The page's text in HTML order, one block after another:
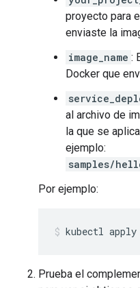
proyecto para
enviaste la
image_name :
Docker que
al archivo de
la que se
ejemplo:
samples/
Por ejemplo:
kubectl apply
Prueba el